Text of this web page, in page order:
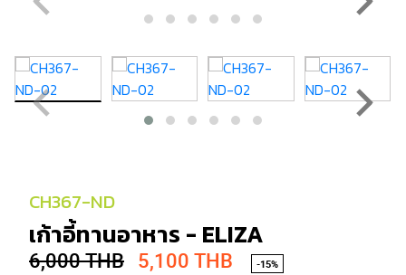
CH367-ND
เก้าอี้ทานอาหาร - ELIZA
6,000 THB 5,100 THB -15%